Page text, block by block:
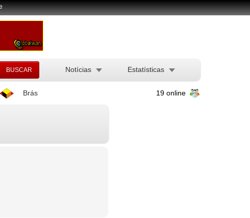
Estatísticas
Notícias
Brás
19 online